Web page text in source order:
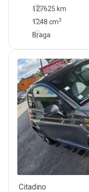
127625 km
1248 cm3
Braga
Citadino